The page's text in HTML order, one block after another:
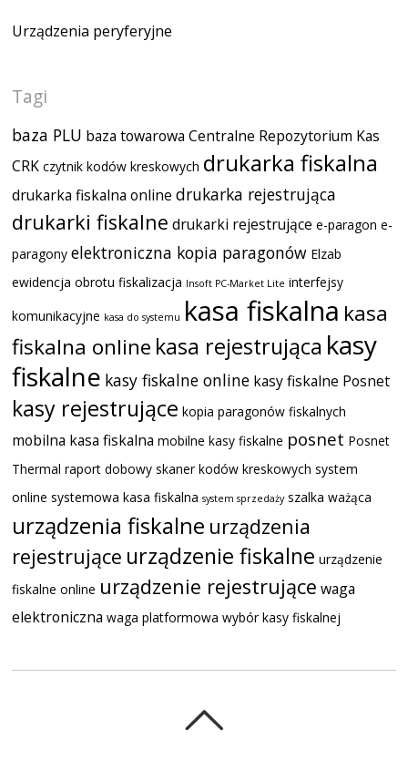
Urządzenia peryferyjne
Tagi
baza PLU baza towarowa Centralne Repozytorium Kas
CRK czytnik kodów kreskowych drukarka fiskalna
drukarka fiskalna online drukarka rejestrująca
drukarki fiskalne drukarki rejestrujące e-paragon e-
paragony elektroniczna kopia paragonów Elzab
ewidencja obrotu fiskalizacja Insoft PC-Market Lite interfejsy
komunikacyjne kasa do systemu kasa fiskalna kasa
fiskalna online kasa rejestrująca kasy
fiskalne kasy fiskalne online kasy fiskalne Posnet
kasy rejestrujące kopia paragonów fiskalnych
mobilna kasa fiskalna mobilne kasy fiskalne posnet Posnet
Thermal raport dobowy skaner kodów kreskowych system
online systemowa kasa fiskalna system sprzedaży szalka ważąca
urządzenia fiskalne urządzenia
rejestrujące urządzenie fiskalne urządzenie
fiskalne online urządzenie rejestrujące waga
elektroniczna waga platformowa wybór kasy fiskalnej